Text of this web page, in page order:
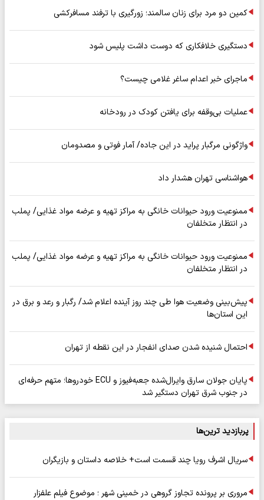
کمین دو مرد برای زنان سالمند؛ زورگیری با ترفند مسافرکشی
دستگیری خلافکاری که دوست داشت پلیس شود
ماجرای خبر اعدام ساغر غلامی چیست؟
عملیات بی‌وقفه برای یافتن کودک در رودخانه
واژگونی مرگبار پراید در این جاده/ آمار فوتی و مصدومان
هواشناسی تهران هشدار داد
ممنوعیت ورود حیوانات خانگی به مراکز تهیه و عرضه مواد غذایی/ پملب
در انتظار متخلفان
ممنوعیت ورود حیوانات خانگی به مراکز تهیه و عرضه مواد غذایی/ پملب
در انتظار متخلفان
پیش‌بینی وضعیت هوا طی چند روز آینده اعلام شد/ رگبار و رعد و برق در
این استان‌ها
احتمال شنیده شدن صدای انفجار در این نقطه از تهران
پایان جولان سارق وایرال‌شده جعبه‌فیوز و ECU خودروها؛ متهم حرفه‌ای
در جنوب شرق تهران دستگیر شد
پربازدید ترین‌ها
سریال اشرف رویا چند قسمت است+ خلاصه داستان و بازیگران
مروری بر پرونده تجاوز گروهی در خمینی شهر ؛ موضوع فیلم علفزار